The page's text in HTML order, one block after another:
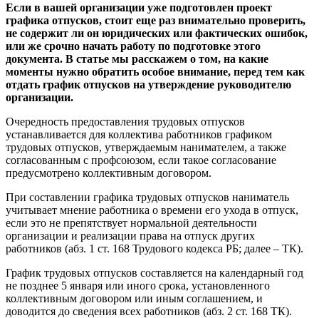
Если в вашей организации уже подготовлен проект
графика отпусков, стоит еще раз внимательно проверить,
не содержит ли он юридических или фактических ошибок,
или же срочно начать работу по подготовке этого
документа. В статье мы расскажем о том, на какие
моменты нужно обратить особое внимание, перед тем как
отдать график отпусков на утверждение руководителю
организации.
Очередность предоставления трудовых отпусков
устанавливается для коллектива работников графиком
трудовых отпусков, утверждаемым нанимателем, а также
согласованным с профсоюзом, если такое согласование
предусмотрено коллективным договором.
При составлении графика трудовых отпусков наниматель
учитывает мнение работника о времени его ухода в отпуск,
если это не препятствует нормальной деятельности
организации и реализации права на отпуск других
работников (абз. 1 ст. 168 Трудового кодекса РБ; далее – ТК).
График трудовых отпусков составляется на календарный год
не позднее 5 января или иного срока, установленного
коллективным договором или иным соглашением, и
доводится до сведения всех работников (абз. 2 ст. 168 ТК).